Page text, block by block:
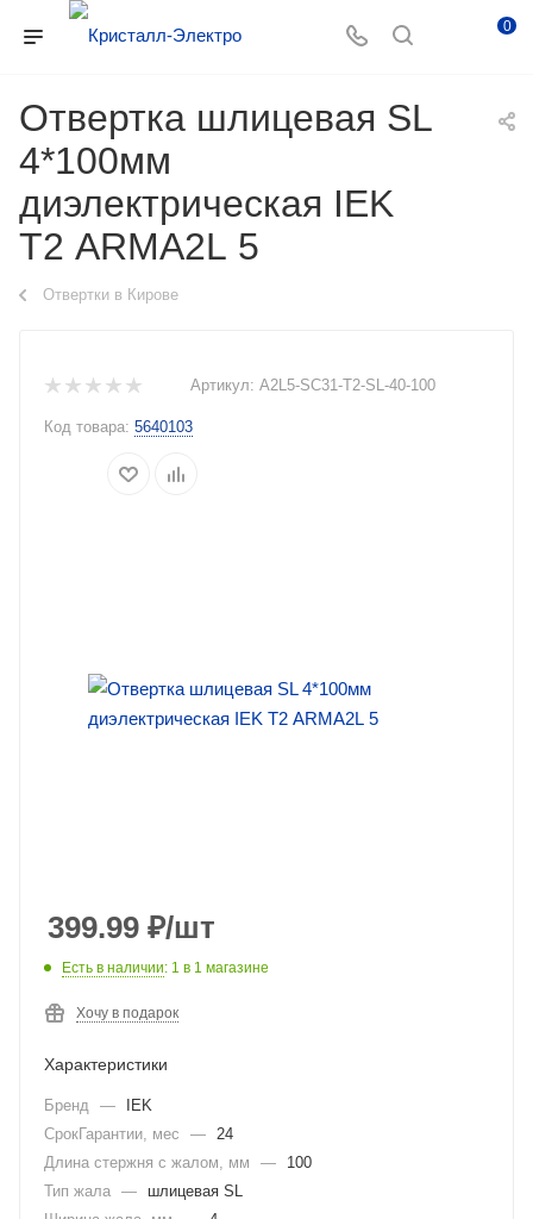
0
Отвертка шлицевая SL
4*100мм
диэлектрическая IEK
Т2 ARMA2L 5
Отвертки в Кирове
Артикул: A2L5-SC31-T2-SL-40-100
Код товара: 5640103
399.99 ₽/шт
Есть в наличии: 1 в 1 магазине
Хочу в подарок
Характеристики
Бренд —
IEK
СрокГарантии, мес
—
24
Длина стержня с жалом, мм
—
100
Тип жала —
шлицевая SL